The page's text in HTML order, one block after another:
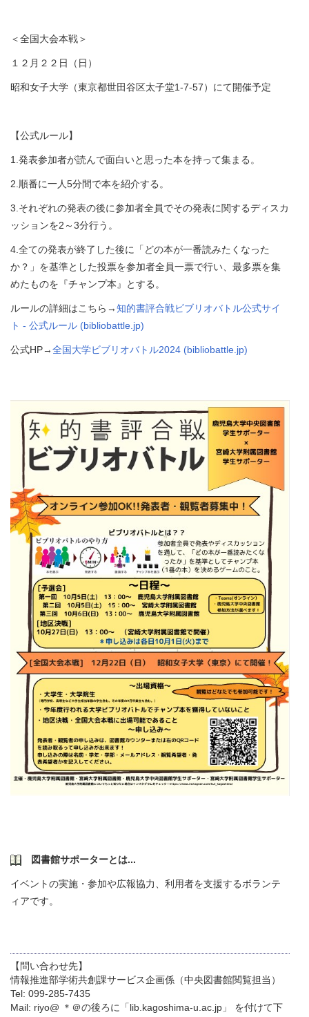
＜全国大会本戦＞
１２月２２日（日）
昭和女子大学（東京都世田谷区太子堂1-7-57）にて開催予定
【公式ルール】
1.発表参加者が読んで面白いと思った本を持って集まる。
2.順番に一人5分間で本を紹介する。
3.それぞれの発表の後に参加者全員でその発表に関するディスカ
ッションを2～3分行う。
4.全ての発表が終了した後に「どの本が一番読みたくなった
か？」を基準とした投票を参加者全員一票で行い、最多票を集
めたものを『チャンプ本』とする。
ルールの詳細はこちら→知的書評合戦ビブリオバトル公式サイ
ト - 公式ルール (bibliobattle.jp)
公式HP→全国大学ビブリオバトル2024 (bibliobattle.jp)
図書館サポーターとは...
イベントの実施・参加や広報協力、利用者を支援するボランテ
ィアです。
【問い合わせ先】
情報推進部学術共創課サービス企画係（中央図書館閲覧担当）
Tel: 099-285-7435
Mail: riyo@ ＊＠の後ろに「lib.kagoshima-u.ac.jp」 を付けて下